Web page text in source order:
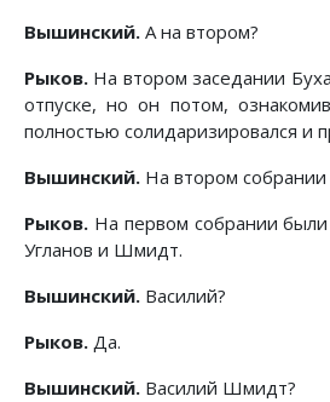
Вышинский. А на втором?
Рыков. На втором заседании
отпуске, но он потом,
полностью солидаризировался и
Вышинский. На втором
Рыков. На первом собрании
Угланов и Шмидт.
Вышинский. Василий?
Рыков. Да.
Вышинский. Василий Шмидт?